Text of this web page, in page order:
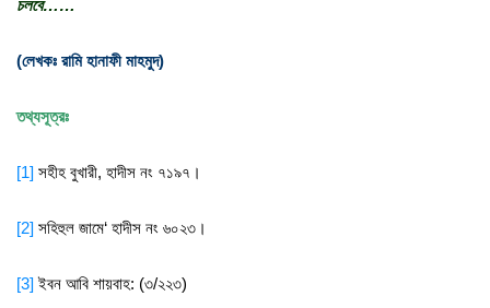
চলবে……
(লেখকঃ রামি হানাফী মাহমুদ)
তথ্যসূত্রঃ
[1] সহীহ বুখারী, হাদীস নং ৭১৯৭।
[2] সহিহুল জামে‘ হাদীস নং ৬০২৩।
[3] ইবন আবি শায়বাহ: (৩/২২৩)